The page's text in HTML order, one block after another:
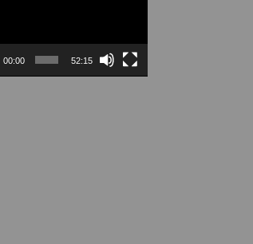
00:00 52:15